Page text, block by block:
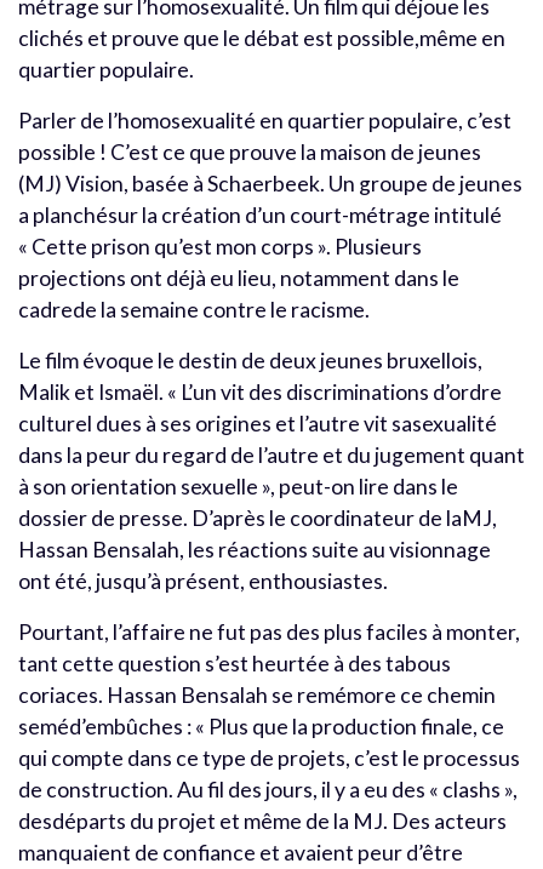
métrage sur l’homosexualité. Un film qui déjoue les
clichés et prouve que le débat est possible,même en
quartier populaire.
Parler de l’homosexualité en quartier populaire, c’est
possible ! C’est ce que prouve la maison de jeunes
(MJ) Vision, basée à Schaerbeek. Un groupe de jeunes
a planchésur la création d’un court-métrage intitulé
« Cette prison qu’est mon corps ». Plusieurs
projections ont déjà eu lieu, notamment dans le
cadrede la semaine contre le racisme.
Le film évoque le destin de deux jeunes bruxellois,
Malik et Ismaël. « L’un vit des discriminations d’ordre
culturel dues à ses origines et l’autre vit sasexualité
dans la peur du regard de l’autre et du jugement quant
à son orientation sexuelle », peut-on lire dans le
dossier de presse. D’après le coordinateur de laMJ,
Hassan Bensalah, les réactions suite au visionnage
ont été, jusqu’à présent, enthousiastes.
Pourtant, l’affaire ne fut pas des plus faciles à monter,
tant cette question s’est heurtée à des tabous
coriaces. Hassan Bensalah se remémore ce chemin
seméd’embûches : « Plus que la production finale, ce
qui compte dans ce type de projets, c’est le processus
de construction. Au fil des jours, il y a eu des « clashs »,
desdéparts du projet et même de la MJ. Des acteurs
manquaient de confiance et avaient peur d’être